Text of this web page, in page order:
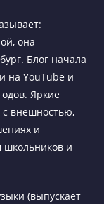
она
Блог начала
на YouTube и
Яркие
с внешностью,
и
школьников и
(выпускает